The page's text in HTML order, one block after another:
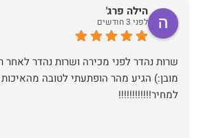
הילה פרג'
לפני 3 חודשים
שרות נהדר לפני מכירה ושרות נהדר לאחר
מובן:) הגיע מהר הופתעתי לטובה
למחיר!!!!!!!!!!!!